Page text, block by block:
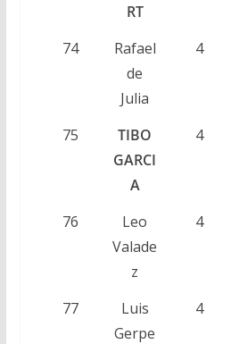
RT
74
Rafael
de
Julia
4
75
TIBO
GARCI
A
4
76
Leo
Valade
z
4
77
Luis
Gerpe
4